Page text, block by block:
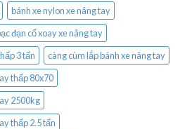
bánh xe nylon xe nâng tay
đạn cổ xoay xe nâng tay
3 tấn
càng cùm lắp bánh xe nâng tay
thấp 80x70
2500kg
thấp 2.5 tấn